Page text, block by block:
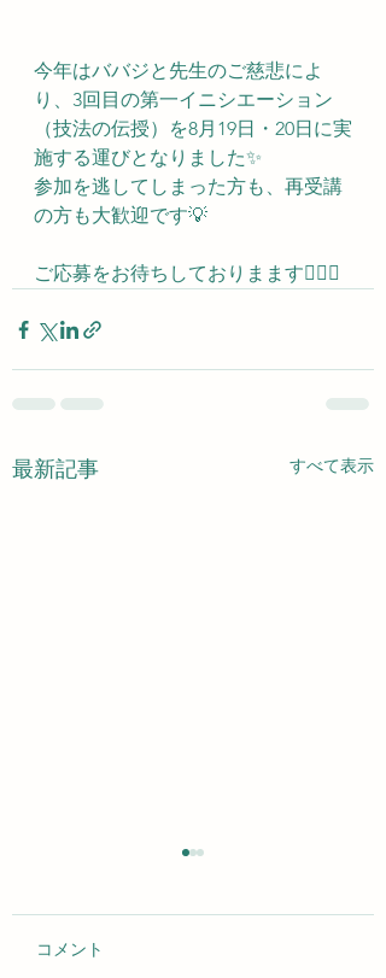
今年はババジと先生のご慈悲によ
り、3回目の第一イニシエーション
（技法の伝授）を8月19日・20日に実
施する運びとなりました✨
参加を逃してしまった方も、再受講
の方も大歓迎です💡
ご応募をお待ちしておりまます🧘‍♀️✨
最新記事 すべて表示
コメント